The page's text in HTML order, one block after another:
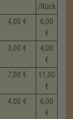
/Rück
4,00 €
6,00
€
3,00 €
4,00
€
7,00 €
11,00
€
4,00 €
6,00
€